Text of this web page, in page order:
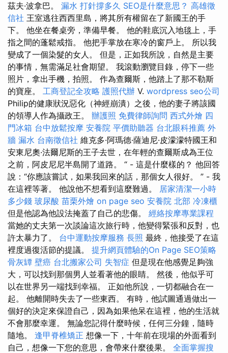
茲夫·波拿巴。 漏水 打針撐多久 SEO是什麼意思？ 高雄徵
信社 王室逃往西西里島，將其所有權留在了新國王的手
下。 他坐在餐桌旁，準備早餐。 他的鞋底沉入地毯上，手
指之間的蓬鬆戒指。 他把手掌放在寒冷的窗戶上。 所以我
變成了一個染髮的女人。 但是，正如我所說，自然是主要
的事情，無需滿足社會期望。 我滾動瀏覽目錄，停下一些
照片，拿出手機，拍照。 作為查爾斯，他踏上了那不勒斯
的寶座。 工商登記全攻略 護照代辦 V. wordpress seo公司
Philip的健康狀況惡化（神經崩潰）之後，他的妻子將該國
的領導人作為攝政王。 辦護照 免費律師詢問 西式外燴 四
門冰箱 台中放鬆按摩 安養院 平價助聽器 台北眼科推薦 外
牆 漏水 台南徵信社 維克多·阿瑪德·薩迪尼·皮濛濛特國王和
安東尼奧·法爾尼斯的王子去世，在年輕的查爾斯成為王位
之前，阿皮尼尼半島開了道路。 “ - 這是什麼樣的？ 他回答
說：“你應該嘗試，如果我回來的話，那個女人很好。 ” - 我
在這裡等著。 他說他不想看到這麼難過。 居家清潔一小時
多少錢 玻尿酸 苗栗外燴 on page seo 安養院 北部 冷凍櫃
但是他認為他設法掩蓋了自己的悲傷。 經絡按摩專業課程
當她的丈夫第一次談論這次旅行時，他變得緊張和反對，也
許太暴力了。 台中運動按摩服務 長照 最終，他接受了在這
裡度過復活節的提議。 提升網頁體驗的On Page SEO策略
骨灰罈 壁癌 台北搬家公司 失智症 但是現在他感覺足夠強
大，可以找到那個男人並看著他的眼睛。 然後，他似乎可
以在世界另一端找到幸福。 正如他所說，一切都融合在一
起。 他離開時失去了一些東西。 有時，他試圖通過做出一
個好的決定來保證自己，因為如果他呆在這裡，他的生活就
不會那麼幸運。 無論您記得什麼時候，任何三分鐘，隨時
隨地。 逢甲脊椎矯正 想像一下，十年前在現場的外面看到
自己，想像一下您的意思，會帶來什麼後果。 全面掌握搜